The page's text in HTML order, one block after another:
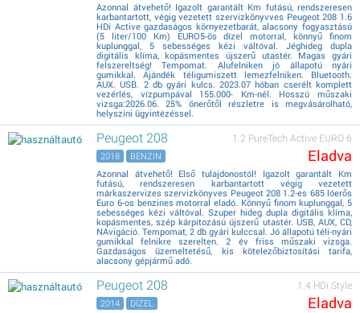
Azonnal átvehető! Igazolt garantált Km futású, rendszeresen
karbantartott, végig vezetett szervizkönyvves Peugeot 208 1.6
HDi Active gazdaságos környezetbarát, alacsony fogyasztású
(5 liter/100 Km) EURO5-ös dízel motorral, könnyű finom
kuplunggal, 5 sebességes kézi váltóval. Jéghideg dupla
digitális klíma, kopásmentes újszerű utastér. Magas gyári
felszereltség! Tempomat. Alufelniken jó állapotú nyári
gumikkal. Ajándék téligumiszett lemezfelniken. Bluetooth.
AUX. USB. 2 db gyári kulcs. 2023.07 hóban cserélt komplett
vezérlés, vízpumpával 155.000- Km-nél. Hosszú műszaki
vizsga:2026.06. 25% önerőtől részletre is megvásárolható,
helyszíni ügyintézéssel.
Peugeot 208 1.2 PureTech Active EURO 6
Eladva
2018 BENZIN
Azonnal átvehető! Első tulajdonostól! Igazolt garantált Km
futású, rendszeresen karbantartott végig vezetett
márkaszervizes szervizkönyves Peugeot 208 1.2-es 685 lóerős
Euro 6-os benzines motorral eladó. Könnyű finom kuplunggal, 5
sebességes kézi váltóval. Szuper hideg dupla digitális klíma,
kopásmentes, szép kárpitozású újszerű utastér. USB, AUX, CD,
NAvigáció. Tempomat, 2 db gyári kulccsal. Jó állapotú téli-nyári
gumikkal felnikre szerelten. 2 év friss műszaki vizsga.
Gazdaságos üzemeltetésű, kis kötelezőbiztosítási tarifa,
alacsony gépjármű adó.
Peugeot 208 1.4 HDi Style
Eladva
2014 DÍZEL